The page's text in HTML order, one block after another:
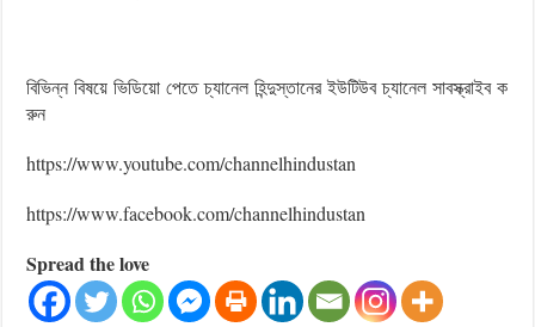
বিভিন্ন বিষয়ে ভিডিয়ো পেতে চ্যানেল হিন্দুস্তানের ইউটিউব চ্যানেল সাবস্ক্রাইব ক
রুন
https://www.youtube.com/channelhindustan
https://www.facebook.com/channelhindustan
Spread the love